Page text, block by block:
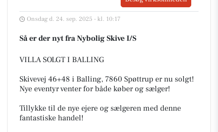
Onsdag d. 24. sep. 2025 - kl. 10:17
Så er der nyt fra Nybolig Skive I/S
VILLA SOLGT I BALLING
Skivevej 46+48 i Balling, 7860 Spøttrup er nu solgt!
Nye eventyr venter for både køber og sælger!
Tillykke til de nye ejere og sælgeren med denne
fantastiske handel!